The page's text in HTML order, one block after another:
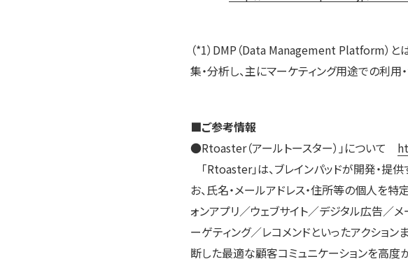
（*1）DMP（Data Management Platform）と
集・分析し、主にマーケティング用途での利
■ご参考情報
●Rtoaster（アールトースター）」について
「Rtoaster」は、ブレインパッドが開発・提
お、氏名・メールアドレス・住所等の個人を特
ォンアプリ／ウェブサイト／デジタル広告／
ーゲティング／レコメンドといったアクショ
断した最適な顧客コミュニケーションを高度